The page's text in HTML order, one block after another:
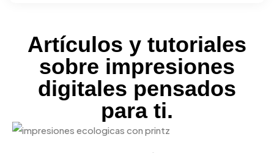
Artículos y tutoriales
sobre impresiones
digitales pensados
para ti.